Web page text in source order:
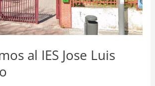
al IES Jose Luis